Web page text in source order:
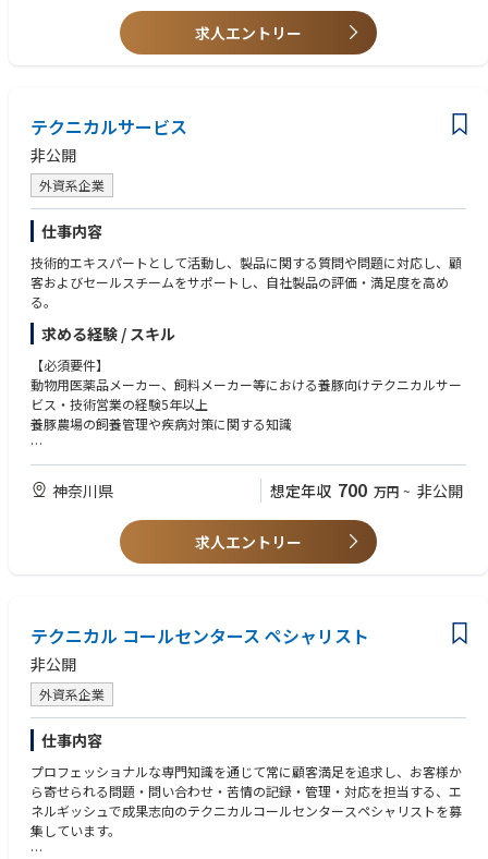
・Salesforce、Atlassian Jira等のCRMツールを用いて、サポート案件の管
・Microsoft SQL Server、Oracle、PostgreSQL等のデータベースについて
基本概念を理解し、
基本的な管理作業や効率的なSQLスクリプト作成を行う
・AWSやKubernetesなど、クラウド技術の基礎知識を活用しながら、技術
的な観点での支援を行う
・TechOps、開発部門（Development）、Professional Services等、関連
チームと連携し、顧客課題の迅速な解決を推進する
・問題の重大度に応じて、Helpdesk Team Leader、Support Manager、ま
たはDSAS Development Teamへ適切にエスカレーションする
・DSS製品に関するナレッジ記事・技術文書の作成／維持を行い、チーム
の知見を蓄積する
・Practical Process Improvement（PPI）ビジネスシステムを活用し、業
務の効率化・品質向上を継続的に推進する
・必要に応じて国内外への出張を行い、オンサイトでの顧客サポートを提
供する
・週末を含む柔軟なシフト対応を行い、安定したサポート提供に貢献する
・顧客の問題解決への直接的な貢献：ネットワーク/ソフトウェアの観点
から実装・運用上の課題を解決することで、
・幅広い製品や技術知識が習得できます：自社製品だけでなく多様なベン
ダー機器やネットワーク関連技術にも触れることで、
必要な時にサポートを受けやすく、成長を促す環境が生まれます。
求人エントリー
テクニカルサービス
非公開
外資系企業
仕事内容
技術的エキスパートとして活動し、製品に関する質問や問題に対応し、顧
客およびセールスチームをサポートし、自社製品の評価・満足度を高め
る。
求める経験 / スキル
【必須要件】
動物用医薬品メーカー、飼料メーカー等における養豚向けテクニカルサー
ビス・技術営業の経験5年以上
養豚農場の飼養管理や疾病対策に関する知識
【歓迎要件】
資格：獣医師資格、HACCP・JGAP審査員資格
養豚農場での勤務経験
神奈川県 想定年収 700 万円 ~ 非公開
求人エントリー
テクニカル コールセンタース ペシャリスト
非公開
外資系企業
仕事内容
プロフェッショナルな専門知識を通じて常に顧客満足を追求し、お客様か
ら寄せられる問題・問い合わせ・苦情の記録・管理・対応を担当する、エ
ネルギッシュで成果志向のテクニカルコールセンタースペシャリストを募
集しています。